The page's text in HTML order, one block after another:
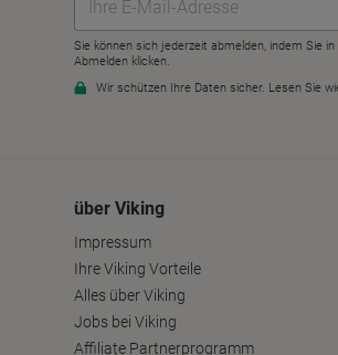
über Viking
Impressum
Ihre Viking Vorteile
Alles über Viking
Jobs bei Viking
Affiliate Partnerprogramm